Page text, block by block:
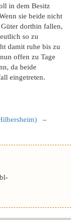
in dem Besitz
sie beide nicht
dorthin fallen,
so zu
damit ruhe bis zu
offen zu Tage
da beide
eingetreten.
–